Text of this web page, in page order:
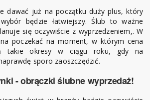
dawać już na początku duży plus, który
będzie łatwiejszy. Ślub to ważne
się oczywiście z wyprzedzeniem,. W
poczekać na moment, w którym cena
takie okresy w ciągu roku, gdy na
sporo zaoszczędzić.
- obrączki ślubne wyprzedaż!